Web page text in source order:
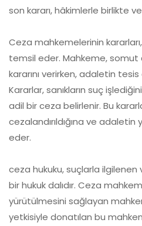
son kararı, hâkimlerle birlikte
Ceza mahkemelerinin
temsil eder. Mahkeme, somut
kararını verirken, adaletin
Kararlar, sanıkların suç
adil bir ceza belirlenir. Bu
cezalandırıldığına ve
eder.
ceza hukuku, suçlarla ilgilenen
bir hukuk dalıdır. Ceza
yürütülmesini sağlayan
yetkisiyle donatılan bu